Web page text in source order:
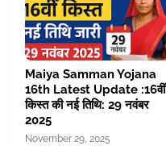
Maiya Samman Yojana
16th Latest Update :16वीं
किस्त की नई तिथि: 29 नवंबर
2025
November 29, 2025